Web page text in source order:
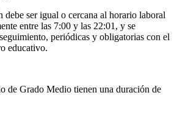
ser igual o cercana al horario laboral
entre las 7:00 y las 22:01, y se
periódicas y obligatorias con el
educativo.
de Grado Medio tienen una duración de